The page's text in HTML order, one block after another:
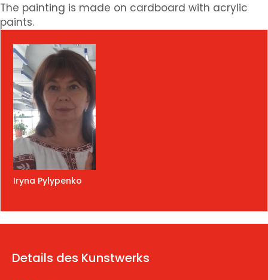
The painting is made on cardboard with acrylic
paints.
Iryna Pylypenko
Details des Kunstwerks